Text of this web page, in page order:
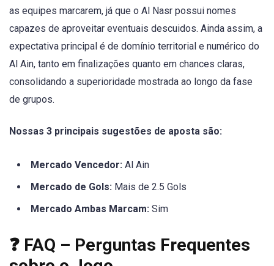
as equipes marcarem, já que o Al Nasr possui nomes
capazes de aproveitar eventuais descuidos. Ainda assim, a
expectativa principal é de domínio territorial e numérico do
Al Ain, tanto em finalizações quanto em chances claras,
consolidando a superioridade mostrada ao longo da fase
de grupos.
Nossas 3 principais sugestões de aposta são:
Mercado Vencedor: Al Ain
Mercado de Gols: Mais de 2.5 Gols
Mercado Ambas Marcam: Sim
❓ FAQ – Perguntas Frequentes